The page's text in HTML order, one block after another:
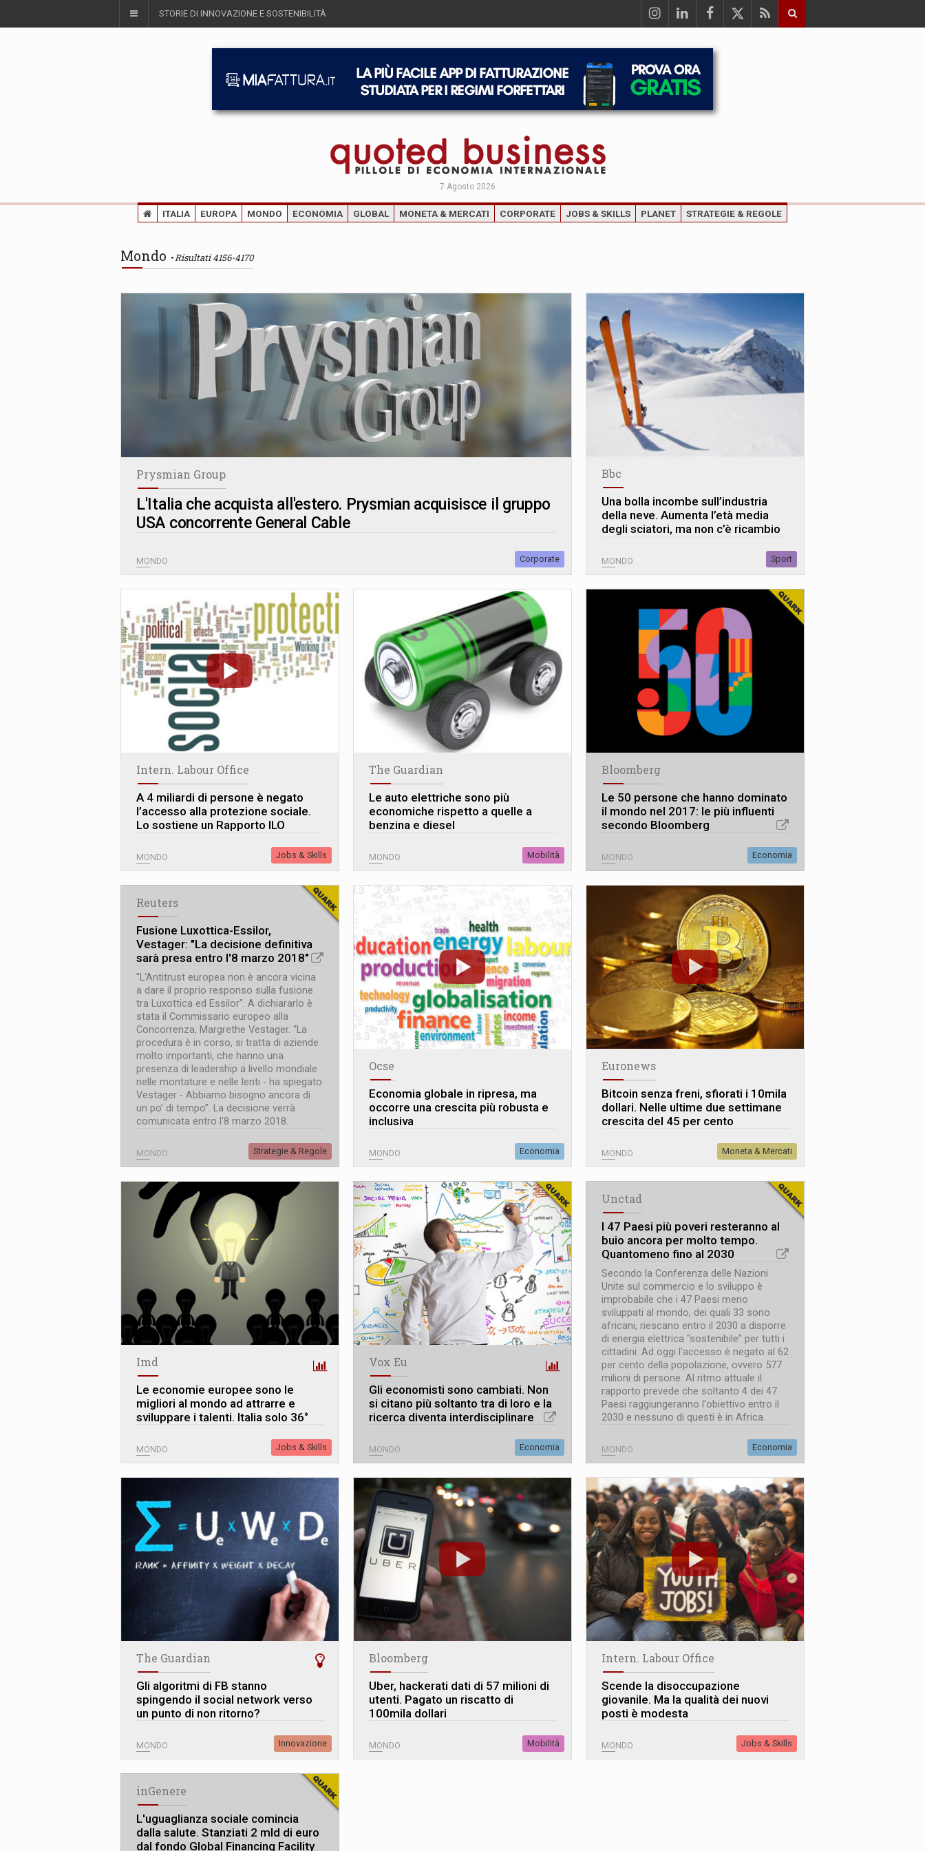
STORIE DI INNOVAZIONE E SOSTENIBILITÀ
7 Agosto 2026
ITALIA EUROPA MONDO ECONOMIA GLOBAL MONETA & MERCATI CORPORATE JOBS & SKILLS PLANET STRATEGIE & REGOLE
Mondo Risultati 4156-4170
Prysmian Group
L'Italia che acquista all'estero. Prysmian acquisisce il gruppo
USA concorrente General Cable
MONDO Corporate
Bbc
Una bolla incombe sull’industria
della neve. Aumenta l’età media
degli sciatori, ma non c’è ricambio
MONDO Sport
Intern. Labour Office
A 4 miliardi di persone è negato
l’accesso alla protezione sociale.
Lo sostiene un Rapporto ILO
MONDO Jobs & Skills
The Guardian
Le auto elettriche sono più
economiche rispetto a quelle a
benzina e diesel
MONDO Mobilità
Bloomberg
Le 50 persone che hanno dominato
il mondo nel 2017: le più influenti
secondo Bloomberg
MONDO Economia
Reuters
Fusione Luxottica-Essilor,
Vestager: "La decisione definitiva
sarà presa entro l'8 marzo 2018"
"L‘Antitrust europea non è ancora vicina
a dare il proprio responso sulla fusione
tra Luxottica ed Essilor". A dichiararlo è
stata il Commissario europeo alla
Concorrenza, Margrethe Vestager. “La
procedura è in corso, si tratta di aziende
molto importanti, che hanno una
presenza di leadership a livello mondiale
nelle montature e nelle lenti - ha spiegato
Vestager - Abbiamo bisogno ancora di
un po’ di tempo”. La decisione verrà
comunicata entro l'8 marzo 2018.
MONDO Strategie & Regole
Ocse
Economia globale in ripresa, ma
occorre una crescita più robusta e
inclusiva
MONDO Economia
Euronews
Bitcoin senza freni, sfiorati i 10mila
dollari. Nelle ultime due settimane
crescita del 45 per cento
MONDO Moneta & Mercati
Imd
Le economie europee sono le
migliori al mondo ad attrarre e
sviluppare i talenti. Italia solo 36°
MONDO Jobs & Skills
Vox Eu
Gli economisti sono cambiati. Non
si citano più soltanto tra di loro e la
ricerca diventa interdisciplinare
MONDO Economia
Unctad
I 47 Paesi più poveri resteranno al
buio ancora per molto tempo.
Quantomeno fino al 2030
Secondo la Conferenza delle Nazioni
Unite sul commercio e lo sviluppo è
improbabile che i 47 Paesi meno
sviluppati al mondo, dei quali 33 sono
africani, riescano entro il 2030 a disporre
di energia elettrica "sostenibile" per tutti i
cittadini. Ad oggi l'accesso è negato al 62
per cento della popolazione, ovvero 577
milioni di persone. Al ritmo attuale il
rapporto prevede che soltanto 4 dei 47
Paesi raggiungeranno l'obiettivo entro il
2030 e nessuno di questi è in Africa.
MONDO Economia
The Guardian
Gli algoritmi di FB stanno
spingendo il social network verso
un punto di non ritorno?
MONDO Innovazione
Bloomberg
Uber, hackerati dati di 57 milioni di
utenti. Pagato un riscatto di
100mila dollari
MONDO Mobilità
Intern. Labour Office
Scende la disoccupazione
giovanile. Ma la qualità dei nuovi
posti è modesta
MONDO Jobs & Skills
inGenere
L'uguaglianza sociale comincia
dalla salute. Stanziati 2 mld di euro
dal fondo Global Financing Facility